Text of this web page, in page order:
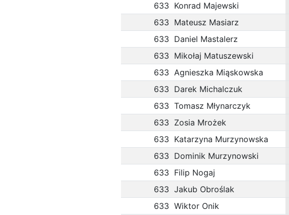
633 Konrad Majewski
633 Mateusz Masiarz
633 Daniel Mastalerz
633 Mikołaj Matuszewski
633 Agnieszka Miąskowska
633 Darek Michalczuk
633 Tomasz Młynarczyk
633 Zosia Mrożek
633 Katarzyna Murzynowska
633 Dominik Murzynowski
633 Filip Nogaj
633 Jakub Obroślak
633 Wiktor Onik